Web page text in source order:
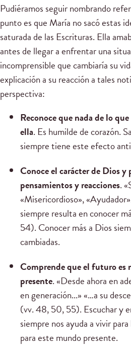
Pudiéramos seguir nombrando
punto es que María no sacó estas
saturada de las Escrituras. Ella
antes de llegar a enfrentar una
incomprensible que cambiaría su
explicación a su reacción a tales
perspectiva:
Reconoce que nada de lo
ella. Es humilde de corazón.
siempre tiene este efecto
Conoce el carácter de Dios
pensamientos y reacciones.
«Misericordioso»,
siempre resulta en conocer
54). Conocer más a Dios
cambiadas.
Comprende que el futuro es
presente. «Desde ahora en
en generación...» «…a su
(vv. 48, 50, 55). Escuchar y
siempre nos ayuda a vivir
para este mundo presente.